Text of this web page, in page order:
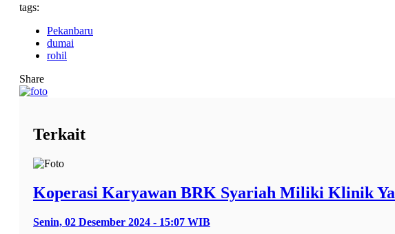
tags:
Pekanbaru
dumai
rohil
Share
Terkait
Koperasi Karyawan BRK Syariah Miliki Klinik
Senin, 02 Desember 2024 - 15:07 WIB